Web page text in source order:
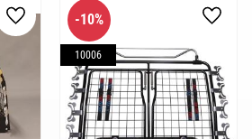
Lägg till i favoriter
10%
10006
Lägg